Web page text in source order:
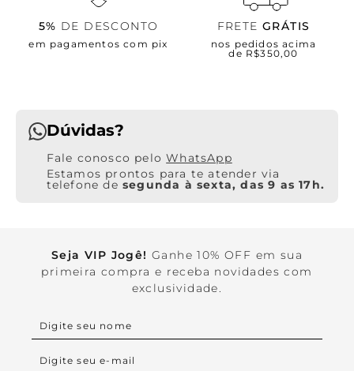
5% DE DESCONTO
em pagamentos com pix
FRETE GRÁTIS
nos pedidos acima
de R$350,00
Dúvidas?
WhatsApp
Estamos prontos para te atender via
telefone de segunda à sexta, das 9 as 17h.
Seja VIP Jogê! Ganhe 10% OFF em sua
primeira compra e receba novidades com
exclusividade.